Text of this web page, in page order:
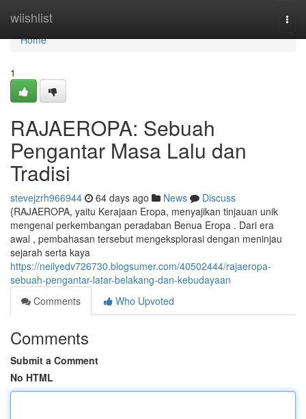
wiishlist
Home
Home
1
RAJAEROPA: Sebuah
Pengantar Masa Lalu dan
Tradisi
stevejzrh966944 64 days ago News
Discuss
{RAJAEROPA, yaitu Kerajaan Eropa, menyajikan tinjauan unik
mengenai perkembangan peradaban Benua Eropa . Dari era
awal , pembahasan tersebut mengeksplorasi dengan meninjau
sejarah serta kaya
https://neilyedv726730.blogsumer.com/40502444/rajaeropa-
sebuah-pengantar-latar-belakang-dan-kebudayaan
Comments
Who Upvoted
Comments
Submit a Comment
No HTML